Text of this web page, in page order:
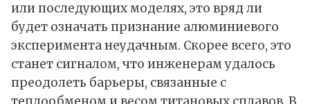
или последующих моделях, это вряд ли
будет означать признание алюминиевого
эксперимента неудачным. Скорее всего, это
станет сигналом, что инженерам удалось
преодолеть барьеры, связанные с